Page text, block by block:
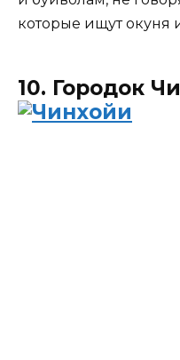
которые ищут окуня
10. Городок